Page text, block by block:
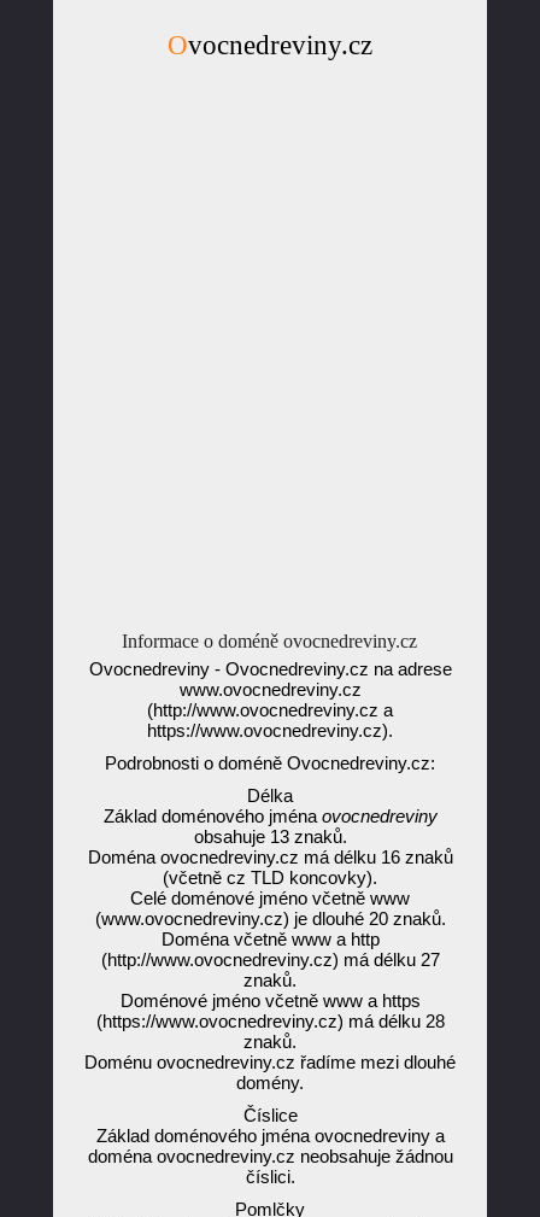
Ovocnedreviny.cz
Informace o doméně ovocnedreviny.cz
Ovocnedreviny - Ovocnedreviny.cz na adrese
www.ovocnedreviny.cz
(http://www.ovocnedreviny.cz a
https://www.ovocnedreviny.cz).
Podrobnosti o doméně Ovocnedreviny.cz:
Délka
Základ doménového jména ovocnedreviny
obsahuje 13 znaků.
Doména ovocnedreviny.cz má délku 16 znaků
(včetně cz TLD koncovky).
Celé doménové jméno včetně www
(www.ovocnedreviny.cz) je dlouhé 20 znaků.
Doména včetně www a http
(http://www.ovocnedreviny.cz) má délku 27
znaků.
Doménové jméno včetně www a https
(https://www.ovocnedreviny.cz) má délku 28
znaků.
Doménu ovocnedreviny.cz řadíme mezi dlouhé
domény.
Číslice
Základ doménového jména ovocnedreviny a
doména ovocnedreviny.cz neobsahuje žádnou
číslici.
Pomlčky